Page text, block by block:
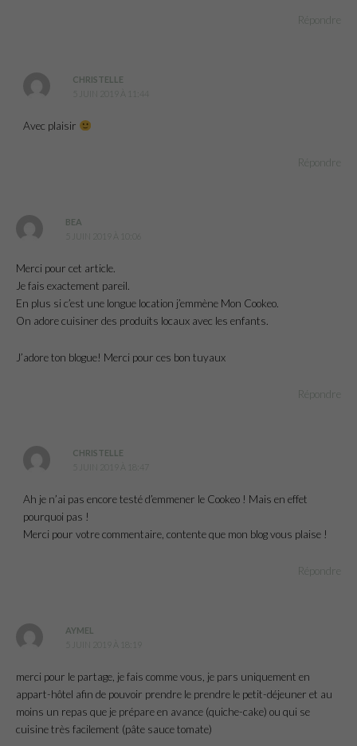
Répondre
CHRISTELLE
5 JUIN 2019 À 11:44
Avec plaisir
Répondre
BEA
5 JUIN 2019 À 10:06
Merci pour cet article.
Je fais exactement pareil.
En plus si c’est une longue location j’emmène Mon Cookeo.
On adore cuisiner des produits locaux avec les enfants.
J’adore ton blogue! Merci pour ces bon tuyaux
Répondre
CHRISTELLE
5 JUIN 2019 À 18:47
Ah je n’ai pas encore testé d’emmener le Cookeo ! Mais en effet
pourquoi pas !
Merci pour votre commentaire, contente que mon blog vous plaise !
Répondre
AYMEL
5 JUIN 2019 À 18:19
merci pour le partage, je fais comme vous, je pars uniquement en
appart-hôtel afin de pouvoir prendre le prendre le petit-déjeuner et au
moins un repas que je prépare en avance (quiche-cake) ou qui se
cuisine très facilement (pâte sauce tomate)